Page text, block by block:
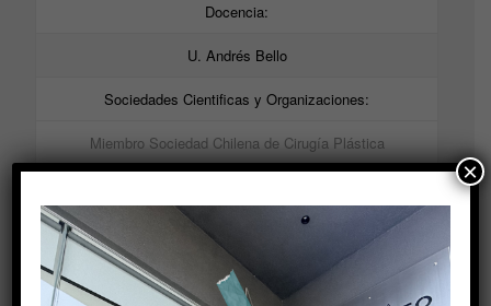
Docencia:
U. Andrés Bello
Sociedades Cientificas y Organizaciones:
Miembro Sociedad Chilena de Cirugía Plástica
Registro superintendencia de salud
×